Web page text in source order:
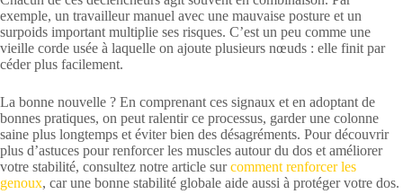
exemple, un travailleur manuel avec une mauvaise posture et un
surpoids important multiplie ses risques. C’est un peu comme une
vieille corde usée à laquelle on ajoute plusieurs nœuds : elle finit par
céder plus facilement.
La bonne nouvelle ? En comprenant ces signaux et en adoptant de
bonnes pratiques, on peut ralentir ce processus, garder une colonne
saine plus longtemps et éviter bien des désagréments. Pour découvrir
plus d’astuces pour renforcer les muscles autour du dos et améliorer
votre stabilité, consultez notre article surcomment renforcer les
genoux, car une bonne stabilité globale aide aussi à protéger votre dos.